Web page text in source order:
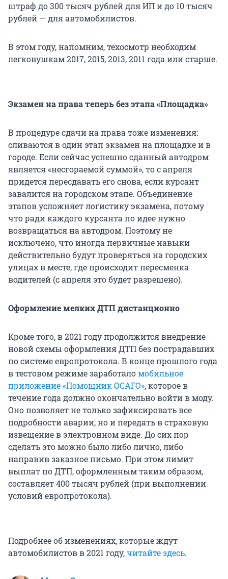
штраф до 300 тысяч рублей для ИП и до 10 тысяч
рублей — для автомобилистов.
В этом году, напомним, техосмотр необходим
легковушкам 2017, 2015, 2013, 2011 года или старше.
Экзамен на права теперь без этапа «Площадка»
В процедуре сдачи на права тоже изменения:
сливаются в один этап экзамен на площадке и в
городе. Если сейчас успешно сданный автодром
является «несгораемой суммой», то с апреля
придется пересдавать его снова, если курсант
завалится на городском этапе. Объединение
этапов усложняет логистику экзамена, потому
что ради каждого курсанта по идее нужно
возвращаться на автодром. Поэтому не
исключено, что иногда первичные навыки
действительно будут проверяться на городских
улицах в месте, где происходит пересменка
водителей (с апреля это будет разрешено).
Оформление мелких ДТП дистанционно
Кроме того, в 2021 году продолжится внедрение
новой схемы оформления ДТП без пострадавших
по системе европротокола. В конце прошлого года
в тестовом режиме заработаломобильное
приложение «Помощник ОСАГО», которое в
течение года должно окончательно войти в моду.
Оно позволяет не только зафиксировать все
подробности аварии, но и передать в страховую
извещение в электронном виде. До сих пор
сделать это можно было либо лично, либо
направив заказное письмо. При этом лимит
выплат по ДТП, оформленным таким образом,
составляет 400 тысяч рублей (при выполнении
условий европротокола).
Подробнее об изменениях, которые ждут
автомобилистов в 2021 году,читайте здесь.